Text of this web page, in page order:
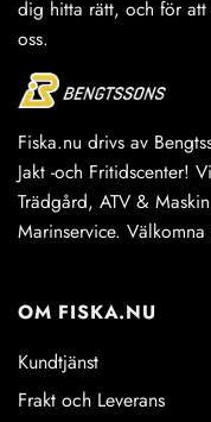
dig hitta rätt, och för
oss.
Fiska.nu drivs av
Jakt -och Fritidscenter!
Trädgård, ATV &
Marinservice.
OM FISKA.NU
Kundtjänst
Frakt och Leverans